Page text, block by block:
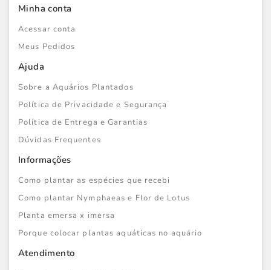
Minha conta
Acessar conta
Meus Pedidos
Ajuda
Sobre a Aquários Plantados
Política de Privacidade e Segurança
Política de Entrega e Garantias
Dúvidas Frequentes
Informações
Como plantar as espécies que recebi
Como plantar Nymphaeas e Flor de Lotus
Planta emersa x imersa
Porque colocar plantas aquáticas no aquário
Atendimento